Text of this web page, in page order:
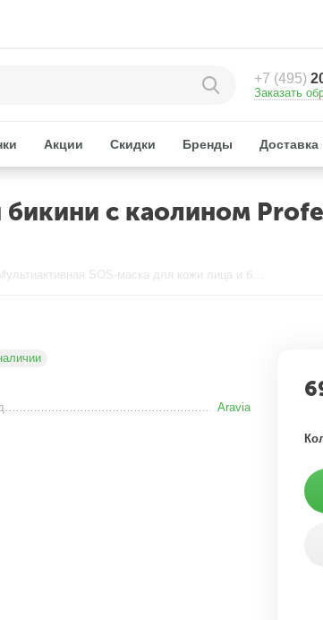
+7 (495)
Заказать
Акции Скидки Бренды Доставка
бикини с каолином
Мультиактивная SOS-маска для кожи лица и бикини с каолином Professional Multiactive SOS-Mask 100 мл. Aravia
Aravia